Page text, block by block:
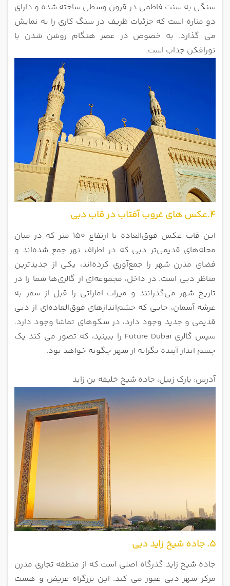
سنگی به سنت فاطمی در قرون وسطی ساخته شده و دارای
دو مناره است که جزئیات ظریف در سنگ کاری را به نمایش
می گذارد. به خصوص در عصر هنگام روشن شدن با
نورافکن جذاب است.
4.عکس های غروب آفتاب در قاب دبی
این قاب عکس فوق‌العاده با ارتفاع 150 متر که در میان
محله‌های قدیمی‌تر دبی که در اطراف نهر جمع شده‌اند و
فضای مدرن شهر را جمع‌آوری کرده‌اند، یکی از جدیدترین
مناظر دبی است. در داخل، مجموعه‌ای از گالری‌ها شما را در
تاریخ شهر می‌گذرانند و میراث اماراتی را قبل از سفر به
عرشه آسمان، جایی که چشم‌اندازهای فوق‌العاده‌ای از دبی
قدیمی و جدید وجود دارد، در سکوهای تماشا وجود دارد.
سپس گالری Future Dubai را ببینید، که تصور می کند یک
چشم انداز آینده نگرانه از شهر چگونه خواهد بود.
آدرس: پارک زبیل، جاده شیخ خلیفه بن زاید
5. جاده شیخ زاید دبی
جاده شیخ زاید گذرگاه اصلی است که از منطقه تجاری مدرن
مرکز شهر دبی عبور می کند. این بزرگراه عریض و هشت